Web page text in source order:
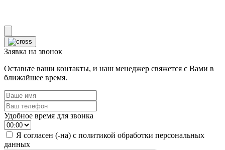
Заявка на звонок
Оставьте ваши контакты, и наш менеджер свяжется с Вами в
ближайшее время.
Удобное время для звонка
Я согласен (-на) с политикой обработки персональных
данных